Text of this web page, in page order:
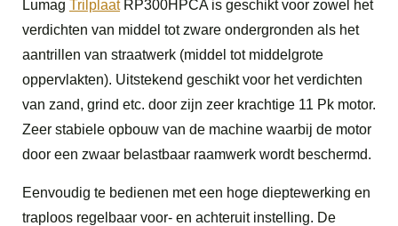
Lumag TrilplaatRP300HPCA is geschikt voor zowel het
verdichten van middel tot zware ondergronden als het
aantrillen van straatwerk (middel tot middelgrote
oppervlakten). Uitstekend geschikt voor het verdichten
van zand, grind etc. door zijn zeer krachtige 11 Pk motor.
Zeer stabiele opbouw van de machine waarbij de motor
door een zwaar belastbaar raamwerk wordt beschermd.
Eenvoudig te bedienen met een hoge dieptewerking en
traploos regelbaar voor- en achteruit instelling. De